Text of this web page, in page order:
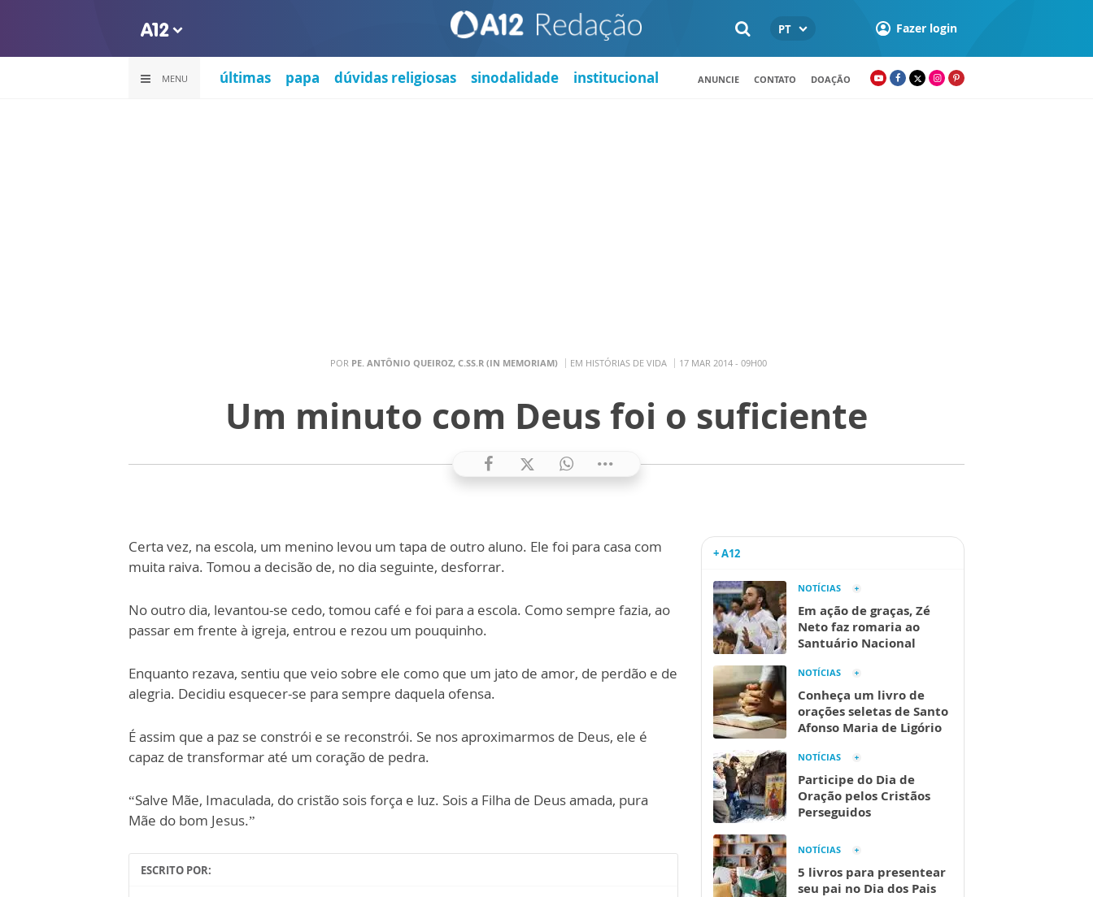
PT Fazer login
MENU últimas papa dúvidas religiosas sinodalidade institucional ANUNCIE CONTATO DOAÇÃO
POR PE. ANTÔNIO QUEIROZ, C.SS.R (IN MEMORIAM) EM HISTÓRIAS DE VIDA 17 MAR 2014 - 09H00
Um minuto com Deus foi o suficiente
Certa vez, na escola, um menino levou um tapa de outro aluno. Ele foi para casa com
muita raiva. Tomou a decisão de, no dia seguinte, desforrar.
No outro dia, levantou-se cedo, tomou café e foi para a escola. Como sempre fazia, ao
passar em frente à igreja, entrou e rezou um pouquinho.
Enquanto rezava, sentiu que veio sobre ele como que um jato de amor, de perdão e de
alegria. Decidiu esquecer-se para sempre daquela ofensa.
É assim que a paz se constrói e se reconstrói. Se nos aproximarmos de Deus, ele é
capaz de transformar até um coração de pedra.
“Salve Mãe, Imaculada, do cristão sois força e luz. Sois a Filha de Deus amada, pura
Mãe do bom Jesus.”
ESCRITO POR:
+ A12
NOTÍCIAS
Em ação de graças, Zé
Neto faz romaria ao
Santuário Nacional
NOTÍCIAS
Conheça um livro de
orações seletas de Santo
Afonso Maria de Ligório
NOTÍCIAS
Participe do Dia de
Oração pelos Cristãos
Perseguidos
NOTÍCIAS
5 livros para presentear
seu pai no Dia dos Pais